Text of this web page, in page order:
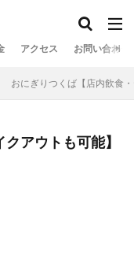
アクセス お問い合わせ
おにぎりつくば【店内飲食
アウトも可能】